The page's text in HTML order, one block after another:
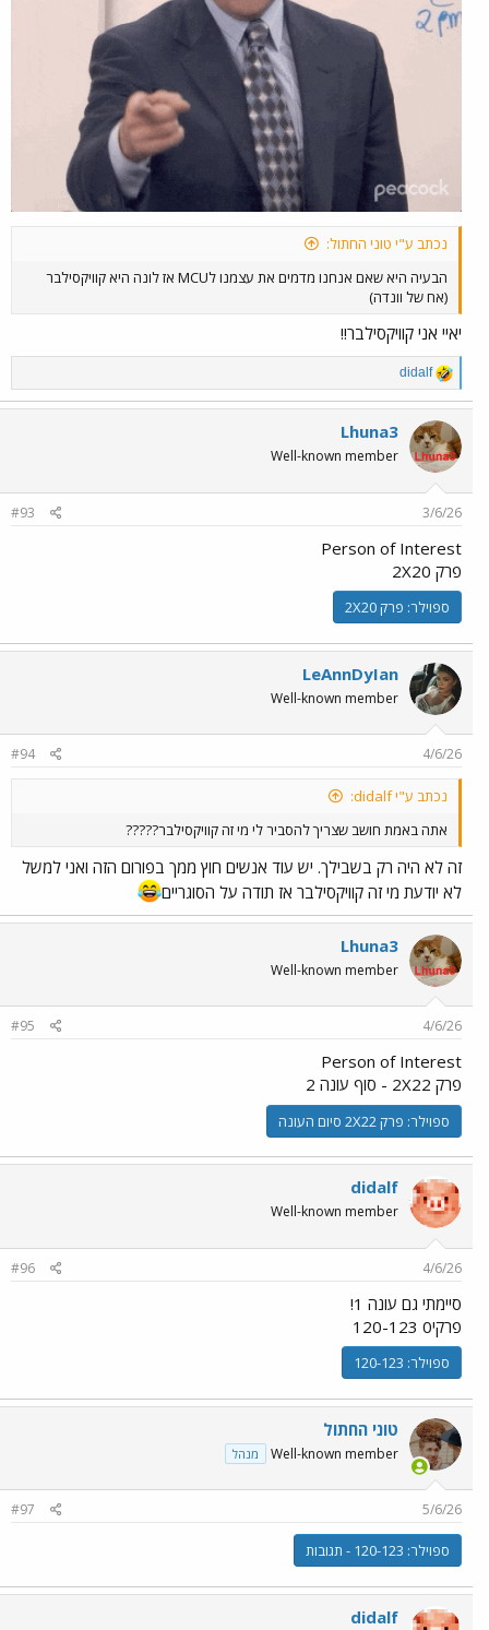
נכתב ע"י טוני החתול:
הבעיה היא שאם אנחנו מדמים את עצמנו לMCU אז לונה היא קוויקסילבר
(אח של וונדה)
יאיי אני קוויקסילבר!!
R
e
a
c
t
i
o
s
didalf
Lhuna3
Well-known member
3/6/26
#93
Person of Interest
פרק 2X20
ספוילר: פרק 2X20
LeAnnDyIan
Well-known member
4/6/26
#94
נכתב ע"י didalf:
אתה באמת חושב שצריך להסביר לי מי זה קוויקסילבר?????
זה לא היה רק בשבילך. יש עוד אנשים חוץ ממך בפורום הזה ואני למשל
לא יודעת מי זה קוויקסילבר אז תודה על הסוגריים
Lhuna3
Well-known member
4/6/26
#95
Person of Interest
פרק 2X22 - סוף עונה 2
ספוילר: פרק 2X22 סיום העונה
didalf
Well-known member
4/6/26
#96
סיימתי גם עונה 1!
פרקי0 120-123
ספוילר: 120-123
טוני החתול
Well-known member מנהל
5/6/26
#97
ספוילר: 120-123 - תגובות
didalf